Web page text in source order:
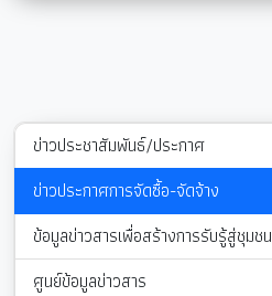
ข่าวประชาสัมพันธ์/ประกาศ
ข่าวประกาศการจัดซื้อ-จัดจ้าง
ข้อมูลข่าวสารเพื่อสร้างการรับรู้สู่ชุมชน
ศูนย์ข้อมูลข่าวสาร